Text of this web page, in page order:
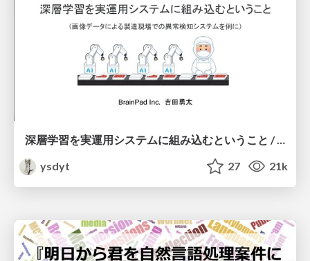
深層学習を実運用システムに組み込むということ / To incorporate deep learning into actual operation system
ysdyt
27 21k